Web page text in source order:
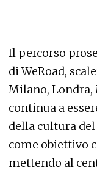
Il percorso
di WeRoad,
Milano, Londra,
continua a
della cultura
come obiettivo
mettendo al